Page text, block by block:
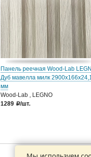
Панель реечная Wood-Lab
Дуб мавелла милк
мм
Wood-Lab , LEGNO
1289
a/шт.